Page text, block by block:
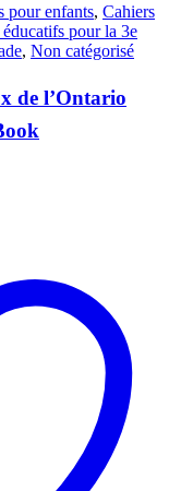
pour enfants, Cahiers
pour la 3e
, Non catégorisé
de l’Ontario